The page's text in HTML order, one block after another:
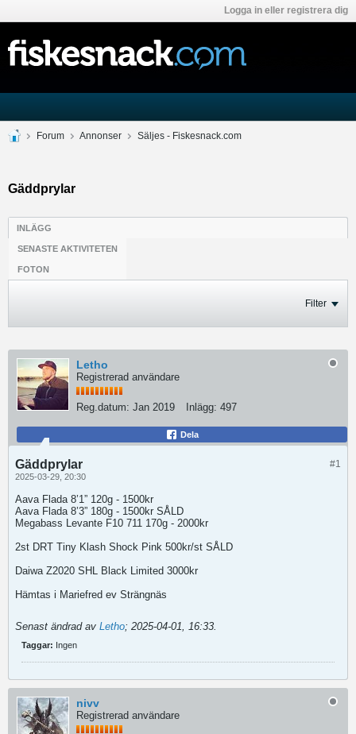
Logga in eller registrera dig
Forum Annonser Säljes - Fiskesnack.com
Gäddprylar
INLÄGG
SENASTE AKTIVITETEN
FOTON
Filter
Letho
Registrerad användare
Reg.datum: Jan 2019 Inlägg: 497
Dela
#1
Gäddprylar
2025-03-29, 20:30
Aava Flada 8’1” 120g - 1500kr
Aava Flada 8’3” 180g - 1500kr SÅLD
Megabass Levante F10 711 170g - 2000kr
2st DRT Tiny Klash Shock Pink 500kr/st SÅLD
Daiwa Z2020 SHL Black Limited 3000kr
Hämtas i Mariefred ev Strängnäs
Senast ändrad av Letho; 2025-04-01, 16:33.
Taggar: Ingen
nivv
Registrerad användare